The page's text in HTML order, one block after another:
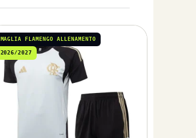
MAGLIA FLAMENGO ALLENAMENTO
2026/2027